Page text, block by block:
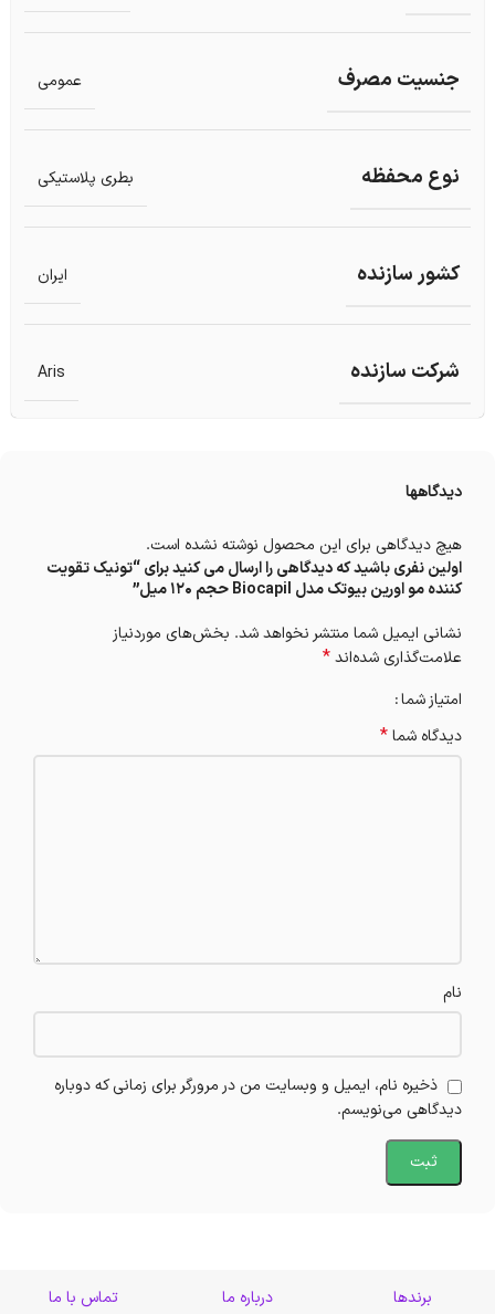
جنسیت مصرف عمومی
نوع محفظه بطری پلاستیکی
کشور سازنده ایران
شرکت سازنده Aris
دیدگاهها
هیچ دیدگاهی برای این محصول نوشته نشده است.
اولین نفری باشید که دیدگاهی را ارسال می کنید برای “تونیک تقویت
کننده مو اورین بیوتک مدل Biocapil حجم 120 میل”
نشانی ایمیل شما منتشر نخواهد شد. بخش‌های موردنیاز
علامت‌گذاری شده‌اند*
امتیاز شما
دیدگاه شما*
نام
ذخیره نام، ایمیل و وبسایت من در مرورگر برای زمانی که دوباره
دیدگاهی می‌نویسم.
برندها درباره ما تماس با ما